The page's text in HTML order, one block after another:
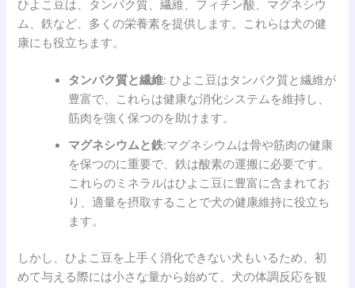
ひよこ豆は、タンパク質、繊維、フィチン酸、マグネシウ
ム、鉄など、多くの栄養素を提供します。これらは犬の健
康にも役立ちます。
タンパク質と繊維: ひよこ豆はタンパク質と繊維が
豊富で、これらは健康な消化システムを維持し、
筋肉を強く保つのを助けます。
マグネシウムと鉄:マグネシウムは骨や筋肉の健康
を保つのに重要で、鉄は酸素の運搬に必要です。
これらのミネラルはひよこ豆に豊富に含まれてお
り、適量を摂取することで犬の健康維持に役立ち
ます。
しかし、ひよこ豆を上手く消化できない犬もいるため、初
めて与える際には小さな量から始めて、犬の体調反応を観